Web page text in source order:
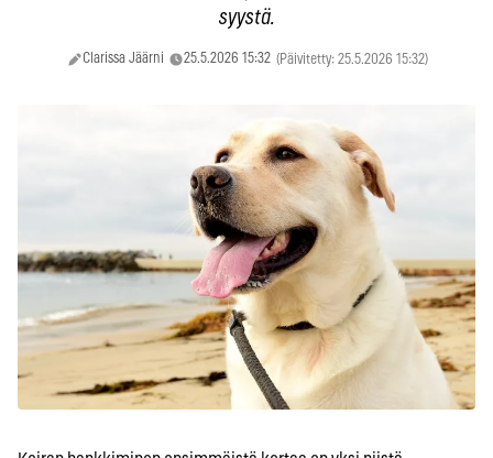
syystä.
Clarissa Jäärni 25.5.2026 15:32 (Päivitetty: 25.5.2026 15:32)